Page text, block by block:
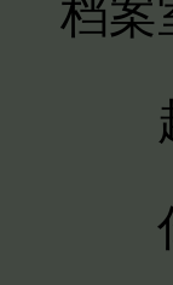
档案
赵
你